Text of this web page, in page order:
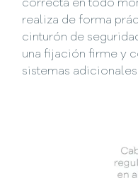
correcta en todo
realiza de forma
cinturón de
una fijación firme y
sistemas adicionales.